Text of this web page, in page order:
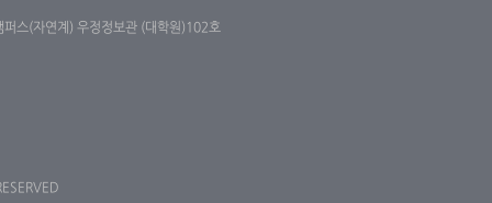
스(자연계) 우정정보관 (대학원)102호